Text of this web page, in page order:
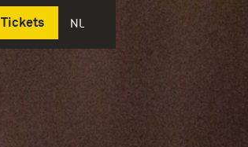
Tickets NL
Deutsch